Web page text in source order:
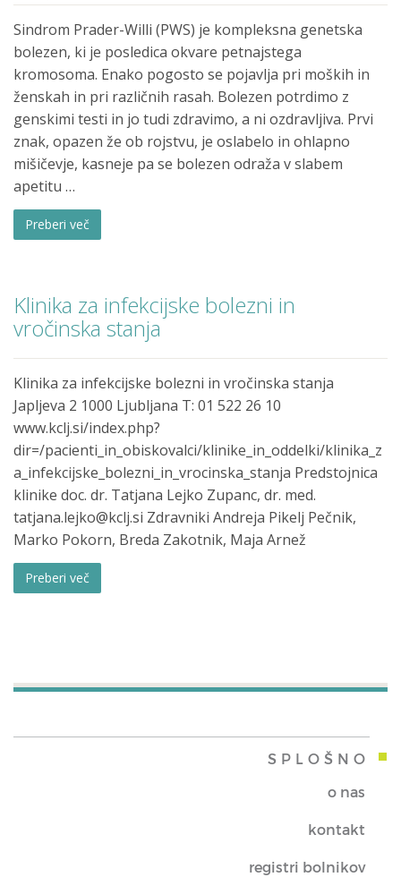
Sindrom Prader-Willi (PWS) je kompleksna genetska
bolezen, ki je posledica okvare petnajstega
kromosoma. Enako pogosto se pojavlja pri moških in
ženskah in pri različnih rasah. Bolezen potrdimo z
genskimi testi in jo tudi zdravimo, a ni ozdravljiva. Prvi
znak, opazen že ob rojstvu, je oslabelo in ohlapno
mišičevje, kasneje pa se bolezen odraža v slabem
apetitu …
Preberi več
Klinika za infekcijske bolezni in
vročinska stanja
Klinika za infekcijske bolezni in vročinska stanja
Japljeva 2 1000 Ljubljana T: 01 522 26 10
www.kclj.si/index.php?
dir=/pacienti_in_obiskovalci/klinike_in_oddelki/klinika_z
a_infekcijske_bolezni_in_vrocinska_stanja Predstojnica
klinike doc. dr. Tatjana Lejko Zupanc, dr. med.
tatjana.lejko@kclj.si Zdravniki Andreja Pikelj Pečnik,
Marko Pokorn, Breda Zakotnik, Maja Arnež
Preberi več
SPLOŠNO
o nas
kontakt
registri bolnikov